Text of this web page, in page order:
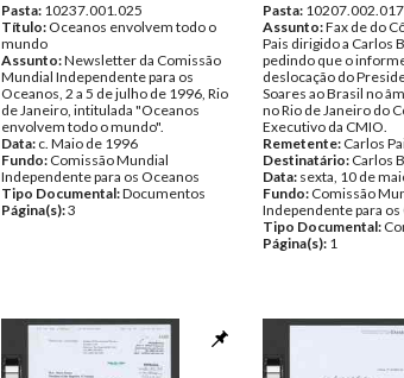
Pasta: 10237.001.025
Título: Oceanos envolvem todo o
mundo
Assunto:Newsletter da Comissão
Mundial Independente para os
Oceanos, 2 a 5 de julho de 1996, Rio
de Janeiro, intitulada "Oceanos
envolvem todo o mundo".
Data: c. Maio de 1996
Fundo: Comissão Mundial
Independente para os Oceanos
Tipo Documental:Documentos
Página(s):3
Pasta: 10207.002.017
Assunto:Fax de do
Pais dirigido a Carlos
pedindo que o
deslocação do
Soares ao Brasil no
no Rio de Janeiro do
Executivo da CMIO.
Remetente: Carlos
Destinatário: Carlos
Data: sexta, 10 de
Fundo: Comissão
Independente para os
Tipo Documental:
Página(s): 1